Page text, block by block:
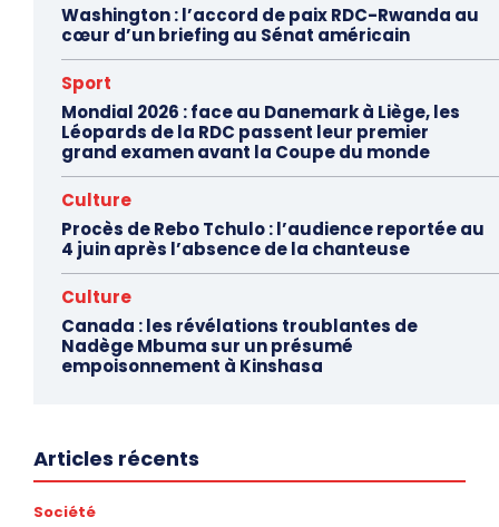
Washington : l’accord de paix RDC-Rwanda au
cœur d’un briefing au Sénat américain
Sport
Mondial 2026 : face au Danemark à Liège, les
Léopards de la RDC passent leur premier
grand examen avant la Coupe du monde
Culture
Procès de Rebo Tchulo : l’audience reportée au
4 juin après l’absence de la chanteuse
Culture
Canada : les révélations troublantes de
Nadège Mbuma sur un présumé
empoisonnement à Kinshasa
Articles récents
Société